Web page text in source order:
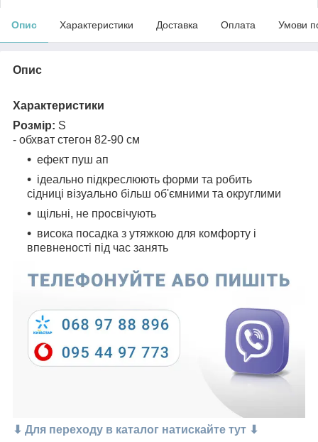
Опис Характеристики Доставка Оплата Умови
Опис
Характеристики
Розмір: S
- обхват стегон 82-90 см
ефект пуш ап
ідеально підкреслюють форми та робить
сідниці візуально більш об'ємними та округлими
щільні, не просвічують
висока посадка з утяжкою для комфорту і
впевненості під час занять
⬇ Для переходу в каталог натискайте тут ⬇